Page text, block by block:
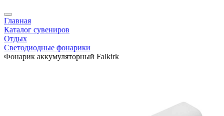
Главная
Каталог сувениров
Отдых
Светодиодные фонарики
Фонарик аккумуляторный Falkirk